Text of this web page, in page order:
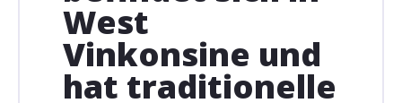
West
Vinkonsine und
hat traditionelle